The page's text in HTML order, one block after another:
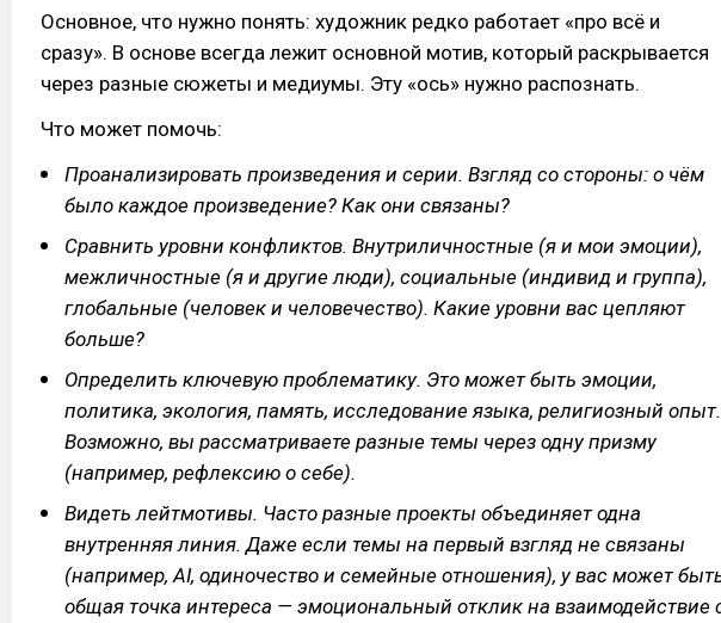
Основное, что нужно понять: художник редко работает «про всё и
сразу». В основе всегда лежит основной мотив, который раскрывается
через разные сюжеты и медиумы. Эту «ось» нужно распознать.
Что может помочь:
Проанализировать произведения и серии. Взгляд со стороны: о чём
было каждое произведение? Как они связаны?
Сравнить уровни конфликтов. Внутриличностные (я и мои эмоции),
межличностные (я и другие люди), социальные (индивид и группа),
глобальные (человек и человечество). Какие уровни вас цепляют
больше?
Определить ключевую проблематику. Это может быть эмоции,
политика, экология, память, исследование языка, религиозный опыт.
Возможно, вы рассматриваете разные темы через одну призму
(например, рефлексию о себе).
Видеть лейтмотивы. Часто разные проекты объединяет одна
внутренняя линия. Даже если темы на первый взгляд не связаны
(например, AI, одиночество и семейные отношения), у вас может
общая точка интереса — эмоциональный отклик на взаимодействие